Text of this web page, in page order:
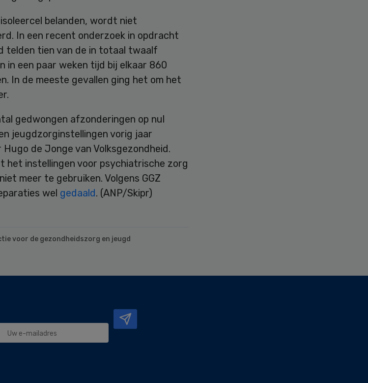
belanden, wordt niet
In een recent onderzoek in opdracht
telden tien van de in totaal twaalf
in een paar weken tijd bij elkaar 860
In de meeste gevallen ging het om het
gedwongen afzonderingen op nul
jeugdzorginstellingen vorig jaar
de Jonge van Volksgezondheid.
het instellingen voor psychiatrische zorg
meer te gebruiken. Volgens GGZ
wel gedaald. (ANP/Skipr)
voor de gezondheidszorg en jeugd